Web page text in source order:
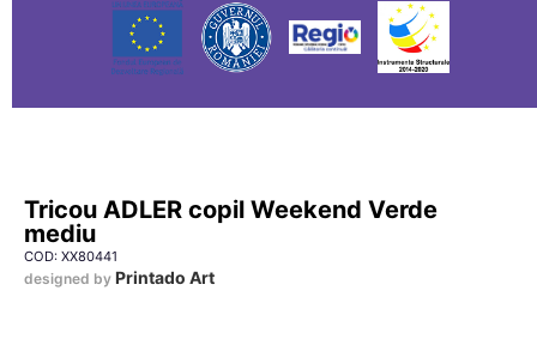
Tricou ADLER copil Weekend Verde
mediu
COD: XX80441
designed by Printado Art